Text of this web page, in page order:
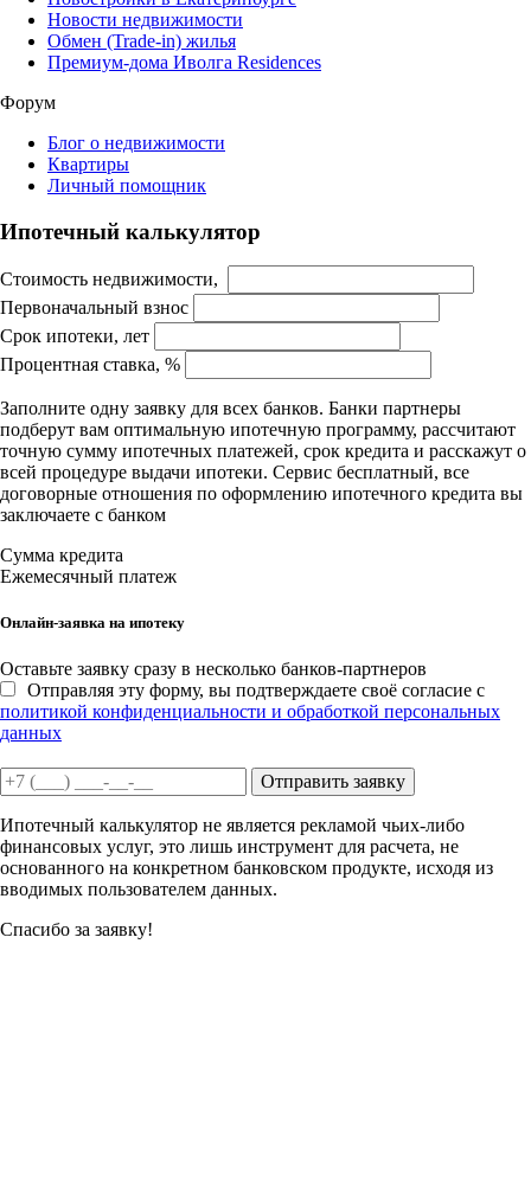
Новости недвижимости
Обмен (Trade-in) жилья
Премиум-дома Иволга Residences
Форум
Блог о недвижимости
Квартиры
Личный помощник
Ипотечный калькулятор
Стоимость недвижимости,
Первоначальный взнос
Срок ипотеки, лет
Процентная ставка, %
Заполните одну заявку для всех банков. Банки партнеры
подберут вам оптимальную ипотечную программу, рассчитают
точную сумму ипотечных платежей, срок кредита и расскажут о
всей процедуре выдачи ипотеки. Сервис бесплатный, все
договорные отношения по оформлению ипотечного кредита вы
заключаете с банком
Сумма кредита
Ежемесячный платеж
Онлайн-заявка на ипотеку
Оставьте заявку сразу в несколько банков-партнеров
Отправляя эту форму, вы подтверждаете своё согласие с
политикой конфиденциальности и обработкой персональных
данных
Отправить заявку
Ипотечный калькулятор не является рекламой чьих-либо
финансовых услуг, это лишь инструмент для расчета, не
основанного на конкретном банковском продукте, исходя из
вводимых пользователем данных.
Спасибо за заявку!